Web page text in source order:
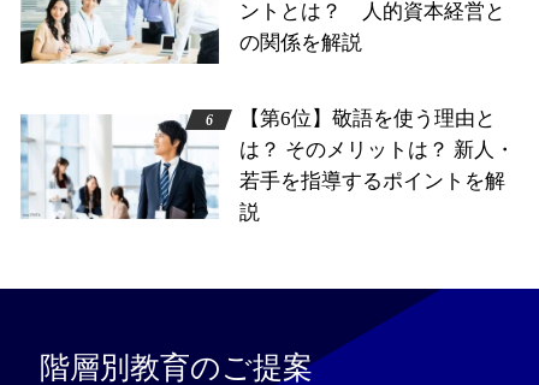
ントとは？ 人的資本経営と
の関係を解説
【第6位】敬語を使う理由と
は？ そのメリットは？ 新人・
若手を指導するポイントを解
説
階層別教育のご提案